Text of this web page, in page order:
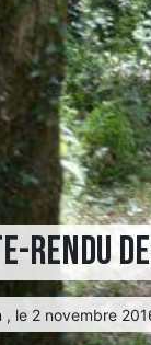
rendu
, le 2 novembre